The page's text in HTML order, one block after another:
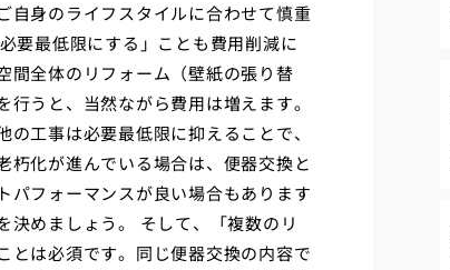
自身のライフスタイルに合わせて慎重
要最低限にする」ことも費用削減に
間全体のリフォーム（壁紙の張り替
うと、当然ながら費用は増えます。
工事は必要最低限に抑えることで、
朽化が進んでいる場合は、便器交換と
パフォーマンスが良い場合もあります
決めましょう。 そして、「複数のリ
とは必須です。同じ便器交換の内容で